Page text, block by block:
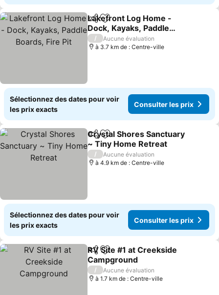
PartagerAjouter à mes favoris
Lakefront Log Home -
Dock, Kayaks, Paddle
Boards, Fire Pit
/
Aucune évaluation
à 3.7 km de : Centre-ville
Sélectionnez des dates pour voir
les prix exacts
Consulter les prix
PartagerAjouter à mes favoris
Crystal Shores Sanctuary
~ Tiny Home Retreat
/
Aucune évaluation
à 4.9 km de : Centre-ville
Sélectionnez des dates pour voir
les prix exacts
Consulter les prix
PartagerAjouter à mes favoris
RV Site #1 at Creekside
Campground
/
Aucune évaluation
à 1.7 km de : Centre-ville